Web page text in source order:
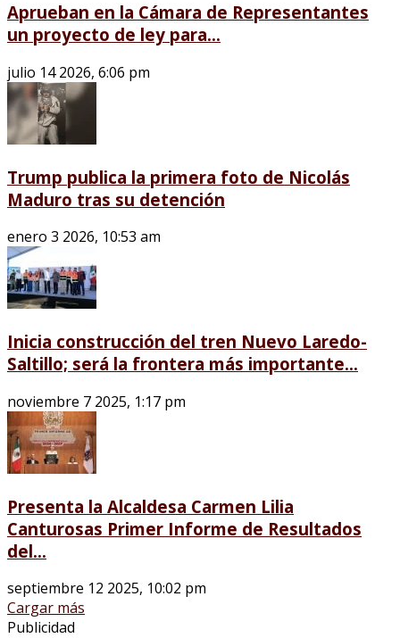
Aprueban en la Cámara de Representantes
un proyecto de ley para...
julio 14 2026, 6:06 pm
Trump publica la primera foto de Nicolás
Maduro tras su detención
enero 3 2026, 10:53 am
Inicia construcción del tren Nuevo Laredo-
Saltillo; será la frontera más importante...
noviembre 7 2025, 1:17 pm
Presenta la Alcaldesa Carmen Lilia
Canturosas Primer Informe de Resultados
del...
septiembre 12 2025, 10:02 pm
Cargar más
Publicidad